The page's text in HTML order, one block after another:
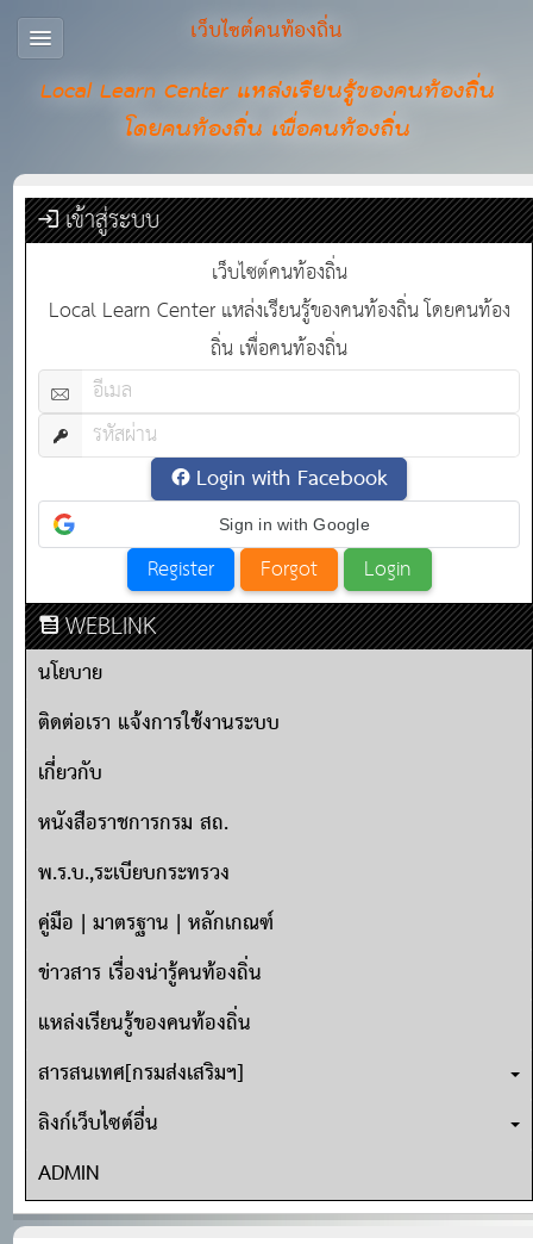
เว็บไซต์คนท้องถิ่น
Local Learn Center แหล่งเรียนรู้ของคนท้องถิ่น
โดยคนท้องถิ่น เพื่อคนท้องถิ่น
เข้าสู่ระบบ
เว็บไซต์คนท้องถิ่น
Local Learn Center แหล่งเรียนรู้ของคนท้องถิ่น โดยคนท้อง
ถิ่น เพื่อคนท้องถิ่น
Login with Facebook
Sign in with Google
WEBLINK
นโยบาย
ติดต่อเรา แจ้งการใช้งานระบบ
เกี่ยวกับ
หนังสือราชการกรม สถ.
พ.ร.บ.,ระเบียบกระทรวง
คู่มือ | มาตรฐาน | หลักเกณฑ์
ข่าวสาร เรื่องน่ารู้คนท้องถิ่น
แหล่งเรียนรู้ของคนท้องถิ่น
สารสนเทศ[กรมส่งเสริมฯ]
ลิงก์เว็บไซต์อื่น
ADMIN